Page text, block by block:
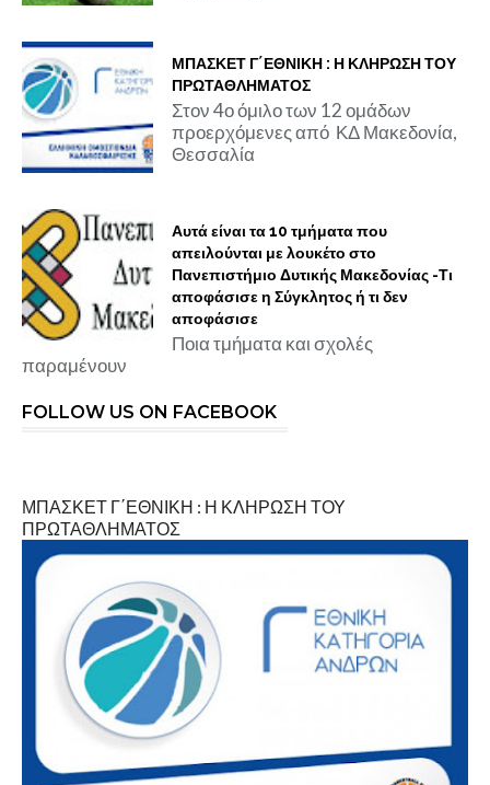
ΜΠΑΣΚΕΤ Γ΄ΕΘΝΙΚΗ : Η ΚΛΗΡΩΣΗ ΤΟΥ
ΠΡΩΤΑΘΛΗΜΑΤΟΣ
Στον 4ο όμιλο των 12 ομάδων
προερχόμενες από ΚΔ Μακεδονία,
Θεσσαλία
Αυτά είναι τα 10 τμήματα που
απειλούνται με λουκέτο στο
Πανεπιστήμιο Δυτικής Μακεδονίας -Τι
αποφάσισε η Σύγκλητος ή τι δεν
αποφάσισε
Ποια τμήματα και σχολές
παραμένουν
FOLLOW US ON FACEBOOK
ΜΠΑΣΚΕΤ Γ΄ΕΘΝΙΚΗ : Η ΚΛΗΡΩΣΗ ΤΟΥ
ΠΡΩΤΑΘΛΗΜΑΤΟΣ